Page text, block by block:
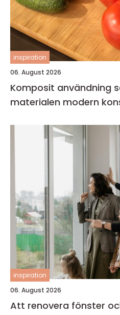
inspiration
06. August 2026
Komposit användning så förändrar
materialen modern
inspiration
06. August 2026
Att renovera fönster